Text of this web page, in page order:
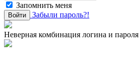
Запомнить меня
Войти Забыли пароль?!
Неверная комбинация логина и пароля